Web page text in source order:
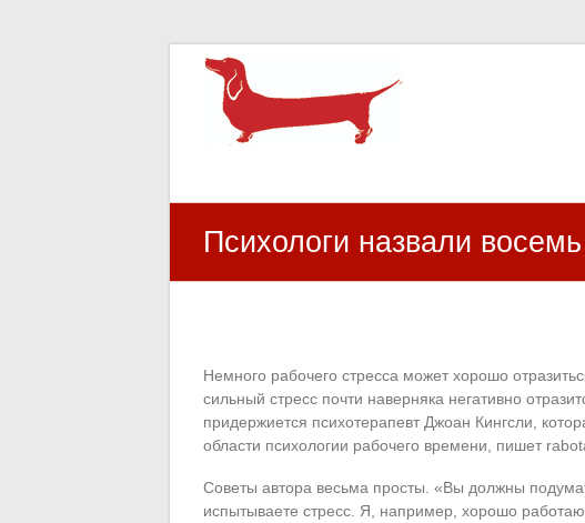
HR Center
залученість персоналу, e-NPS, оцінка ЗВК
Психологи назвали
Немного рабочего стресса может хорошо
сильный стресс почти наверняка негативно
придержиется психотерапевт Джоан Кингсли,
области психологии рабочего времени, пишет
Советы автора весьма просты. «Вы должны
испытываете стресс. Я, например, хорошо